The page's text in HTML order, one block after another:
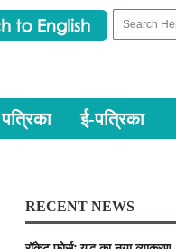
पत्रिका ई-पत्रिका
RECENT NEWS